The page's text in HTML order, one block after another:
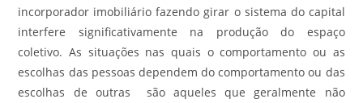
incorporador imobiliário fazendo girar o sistema do capital
interfere significativamente na produção do espaço
coletivo. As situações nas quais o comportamento ou as
escolhas das pessoas dependem do comportamento ou das
escolhas de outras são aqueles que geralmente não